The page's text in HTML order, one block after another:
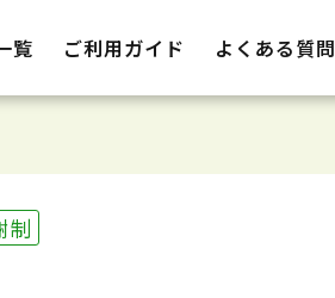
覧 ご利用ガイド よくある質問
制